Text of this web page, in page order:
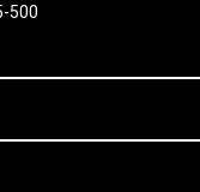
500